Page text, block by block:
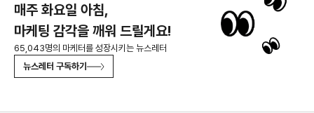
매주 화요일 아침,
마케팅 감각을 깨워 드릴게요!
65,043명의 마케터를 성장시키는 뉴스레터
뉴스레터 구독하기